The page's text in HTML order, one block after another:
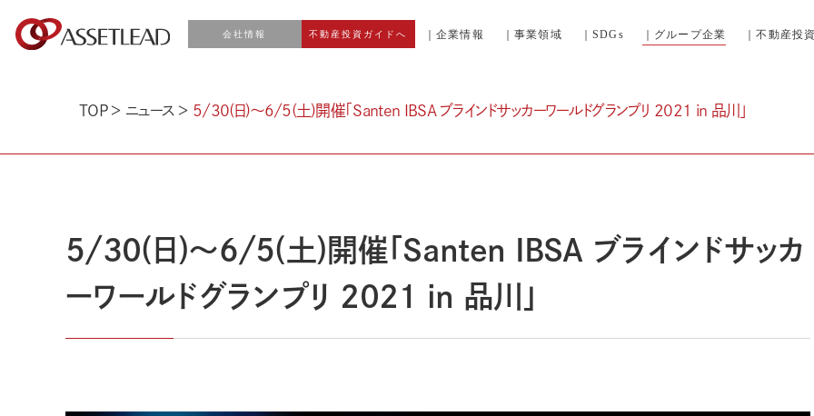
会社情報 不動産投資ガイドへ ｜企業情報 ｜事業領域 ｜SDGs ｜グループ企業 ｜不動産投
TOP＞ ニュース ＞ 5/30(日)～6/5(土)開催「Santen IBSA ブラインドサッカーワールドグランプリ 2021 in 品川」
5/30(日)～6/5(土)開催「Santen IBSA ブラインドサッカ
ーワールドグランプリ 2021 in 品川」